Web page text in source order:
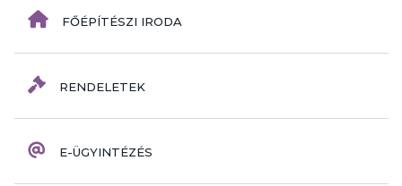
FŐÉPÍTÉSZI IRODA
RENDELETEK
E-ÜGYINTÉZÉS